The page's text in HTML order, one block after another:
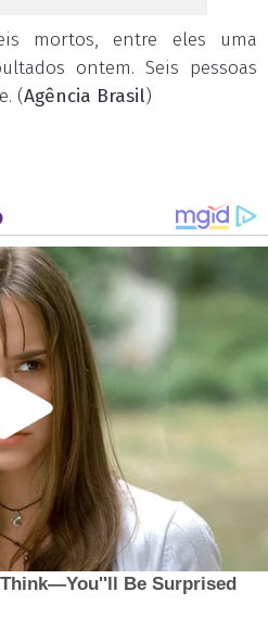
mortos, entre eles uma
ontem. Seis pessoas
(Agência Brasil)